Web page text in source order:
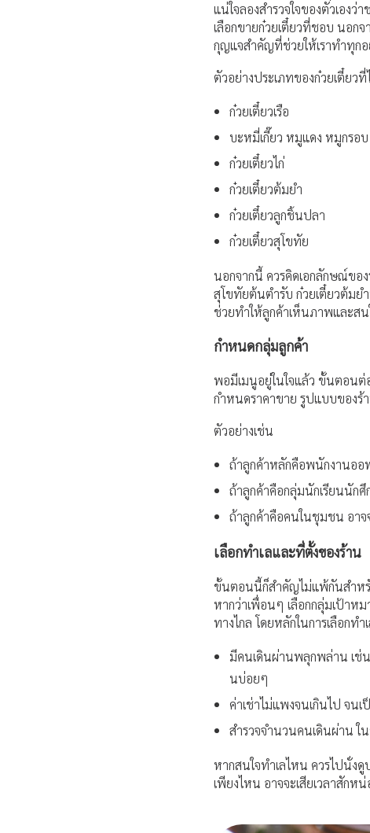
แน่ใจลองสำรวจใจของตัวเอง
เลือกขายก๋วยเตี๋ยวที่ชอบ นอก
กุญแจสำคัญที่ช่วยให้เราทำทุกอ
ตัวอย่างประเภทของก๋วยเตี๋ยว
ก๋วยเตี๋ยวเรือ
บะหมี่เกี๊ยว หมูแดง หมูกรอบ
ก๋วยเตี๋ยวไก่
ก๋วยเตี๋ยวต้มยำ
ก๋วยเตี๋ยวลูกชิ้นปลา
ก๋วยเตี๋ยวสุโขทัย
นอกจากนี้ ควรคิดเอกลักษณ์ของ
สุโขทัยต้นตำรับ ก๋วยเตี๋ยวต้มยำ
ช่วยทำให้ลูกค้าเห็นภาพและส
กำหนดกลุ่มลูกค้า
พอมีเมนูอยู่ในใจแล้ว ขั้นตอนต่
กำหนดราคาขาย รูปแบบของร้
ตัวอย่างเช่น
ถ้าลูกค้าหลักคือพนักงานออฟ
ถ้าลูกค้าคือกลุ่มนักเรียนนัก
ถ้าลูกค้าคือคนในชุมชน อาจ
เลือกทำเลและที่ตั้งของร้าน
ขั้นตอนนี้ก็สำคัญไม่แพ้กันสำหรั
หากว่าเพื่อนๆ เลือกกลุ่มเป้าห
ทางไกล โดยหลักในการเลือก
มีคนเดินผ่านพลุกพล่าน เช่น
นบ่อยๆ
ค่าเช่าไม่แพงจนเกินไป จน
สำรวจจำนวนคนเดินผ่าน ใ
หากสนใจทำเลไหน ควรไปนั่ง
เพียงไหน อาจจะเสียเวลาสักห